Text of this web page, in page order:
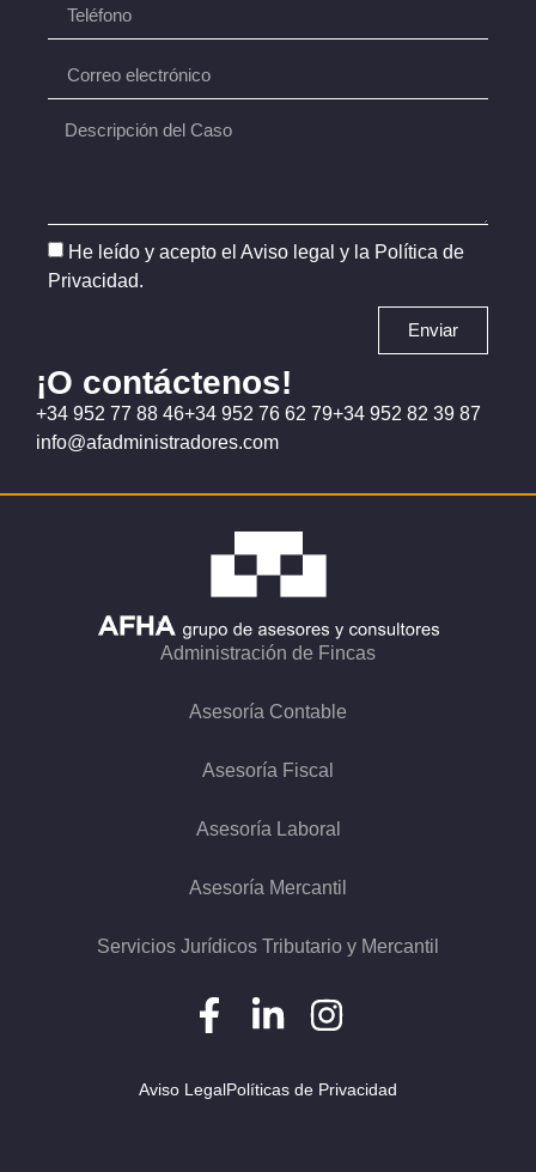
He leído y acepto el Aviso legal y la Política de
Privacidad.
Enviar
¡O contáctenos!
+34 952 77 88 46+34 952 76 62 79+34 952 82 39 87
info@afadministradores.com
Administración de Fincas
Asesoría Contable
Asesoría Fiscal
Asesoría Laboral
Asesoría Mercantil
Servicios Jurídicos Tributario y Mercantil
Aviso LegalPolíticas de Privacidad